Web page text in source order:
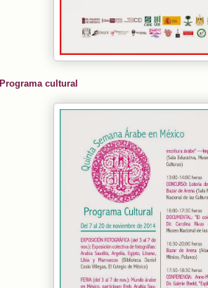
Programa cultural